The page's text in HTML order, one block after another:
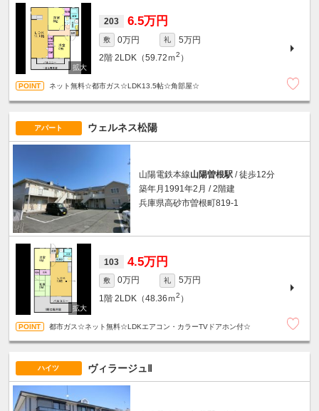
203 6.5万円
敷 0万円 礼
5万円
2階 2LDK（59.72ｍ2 ）
ネット無料☆都市ガス☆LDK13.5帖☆角部屋☆
アパート ウェルネス松陽
山陽電鉄本線山陽曽根駅 / 徒歩12分
築年月1991年2月 / 2階建
兵庫県高砂市曽根町819-1
103 4.5万円
敷 0万円 礼
5万円
1階 2LDK（48.36ｍ2 ）
都市ガス☆ネット無料☆LDKエアコン・カラーTVドアホン付☆
ハイツ ヴィラージュⅡ